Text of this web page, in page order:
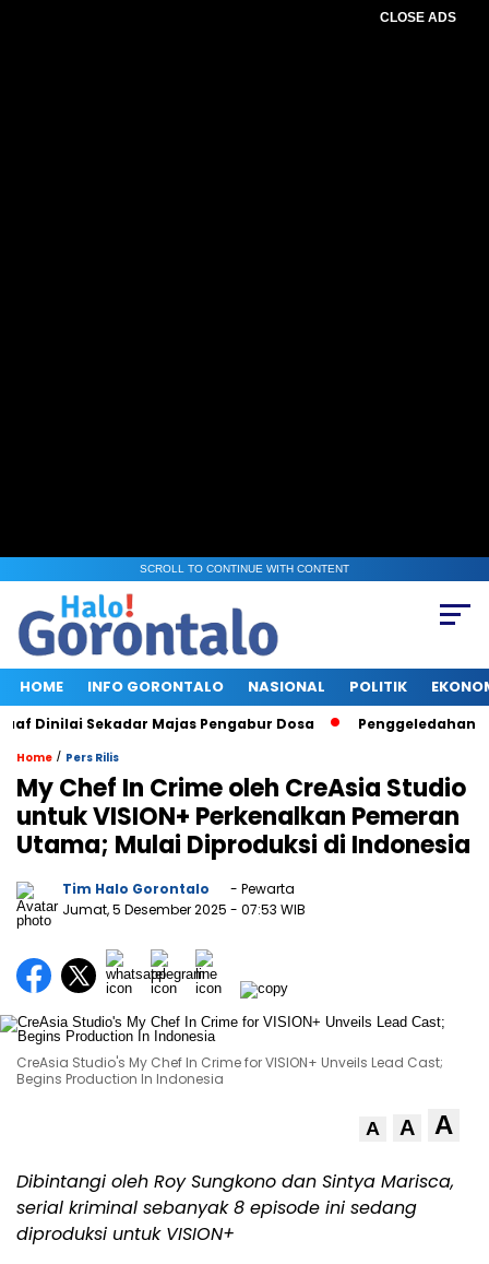
CLOSE ADS
SCROLL TO CONTINUE WITH CONTENT
HOME INFO GORONTALO NASIONAL POLITIK
Sekadar Majas Pengabur Dosa Penggeledahan KPK
Home / Pers Rilis
My Chef In Crime oleh CreAsia Studio
untuk VISION+ Perkenalkan Pemeran
Utama; Mulai Diproduksi di Indonesia
Tim Halo Gorontalo
- Pewarta
Jumat, 5 Desember 2025 - 07:53 WIB
CreAsia Studio's My Chef In Crime for VISION+ Unveils Lead Cast;
Begins Production In Indonesia
A A A
Dibintangi oleh Roy Sungkono dan Sintya Marisca,
serial kriminal sebanyak 8 episode ini sedang
diproduksi untuk VISION+